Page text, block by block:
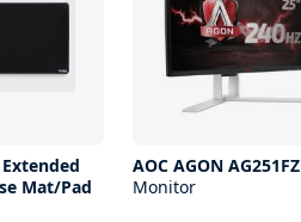
Mat/Pad
AOC AGON AG251FZ
Monitor